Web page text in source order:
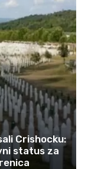
Crishocku:
status za